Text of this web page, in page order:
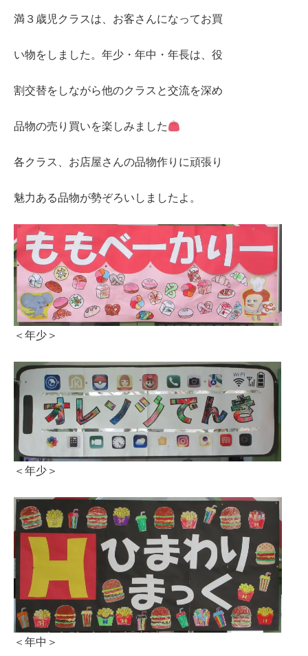
満３歳児クラスは、お客さんになってお買
い物をしました。年少・年中・年長は、役
割交替をしながら他のクラスと交流を深め
品物の売り買いを楽しみました
各クラス、お店屋さんの品物作りに頑張り
魅力ある品物が勢ぞろいしましたよ。
＜年少＞
＜年少＞
＜年中＞